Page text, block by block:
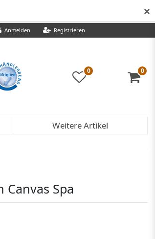
Anmelden Registrieren
0 0
Weitere Artikel
Canvas Spa
✕